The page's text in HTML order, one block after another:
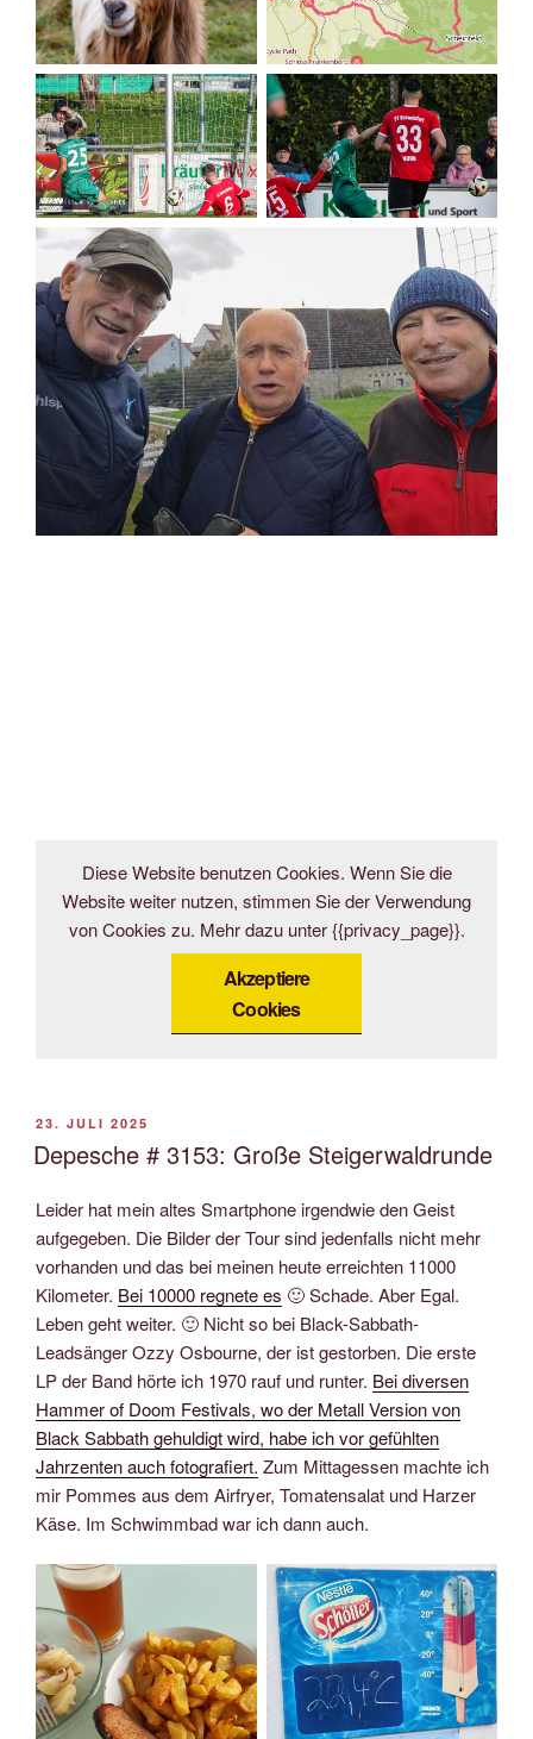
Diese Website benutzen Cookies. Wenn Sie die
Website weiter nutzen, stimmen Sie der Verwendung
von Cookies zu. Mehr dazu unter {{privacy_page}}.
Akzeptiere
Cookies
VERÖFFENTLICHT
AM
23. JULI 2025
Depesche # 3153: Große Steigerwaldrunde
Leider hat mein altes Smartphone irgendwie den Geist
aufgegeben. Die Bilder der Tour sind jedenfalls nicht mehr
vorhanden und das bei meinen heute erreichten 11000
Kilometer. Bei 10000 regnete es 🙂 Schade. Aber Egal.
Leben geht weiter. 🙂 Nicht so bei Black-Sabbath-
Leadsänger Ozzy Osbourne, der ist gestorben. Die erste
LP der Band hörte ich 1970 rauf und runter. Bei diversen
Hammer of Doom Festivals, wo der Metall Version von
Black Sabbath gehuldigt wird, habe ich vor gefühlten
Jahrzenten auch fotografiert. Zum Mittagessen machte ich
mir Pommes aus dem Airfryer, Tomatensalat und Harzer
Käse. Im Schwimmbad war ich dann auch.